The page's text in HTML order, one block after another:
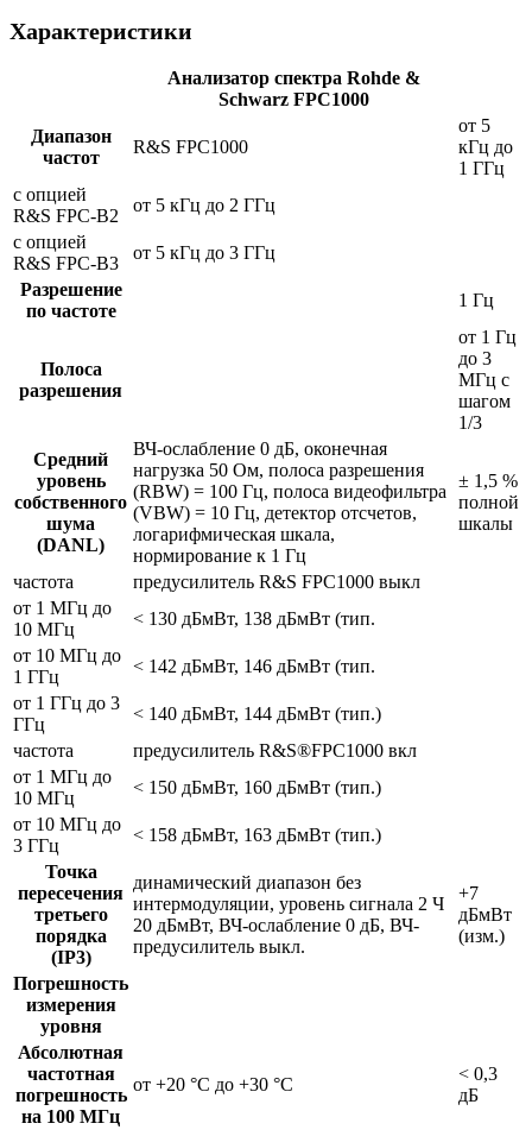
Характеристики
Анализатор спектра Rohde &
Schwarz FPC1000
Диапазон
частот
R&S FPC1000
от 5
кГц до
1 ГГц
с опцией
R&S FPC-B2
от 5 кГц до 2 ГГц
с опцией
R&S FPC-B3
от 5 кГц до 3 ГГц
Разрешение
по частоте
1 Гц
Полоса
разрешения
от 1 Гц
до 3
МГц с
шагом
1/3
Средний
уровень
собственного
шума
(DANL)
ВЧ-ослабление 0 дБ, оконечная
нагрузка 50 Ом, полоса разрешения
(RBW) = 100 Гц, полоса видеофильтра
(VBW) = 10 Гц, детектор отсчетов,
логарифмическая шкала,
нормирование к 1 Гц
± 1,5 %
полной
шкалы
частота
предусилитель R&S FPC1000 выкл
от 1 МГц до
10 МГц
< 130 дБмВт, 138 дБмВт (тип.
от 10 МГц до
1 ГГц
< 142 дБмВт, 146 дБмВт (тип.
от 1 ГГц до 3
ГГц
< 140 дБмВт, 144 дБмВт (тип.)
частота
предусилитель R&S®FPC1000 вкл
от 1 МГц до
10 МГц
< 150 дБмВт, 160 дБмВт (тип.)
от 10 МГц до
3 ГГц
< 158 дБмВт, 163 дБмВт (тип.)
Точка
пересечения
третьего
порядка
(IP3)
динамический диапазон без
интермодуляции, уровень сигнала 2 Ч
20 дБмВт, ВЧ-ослабление 0 дБ, ВЧ-
предусилитель выкл.
+7
дБмВт
(изм.)
Погрешность
измерения
уровня
Абсолютная
частотная
погрешность
на 100 МГц
от +20 °C до +30 °C
< 0,3
дБ